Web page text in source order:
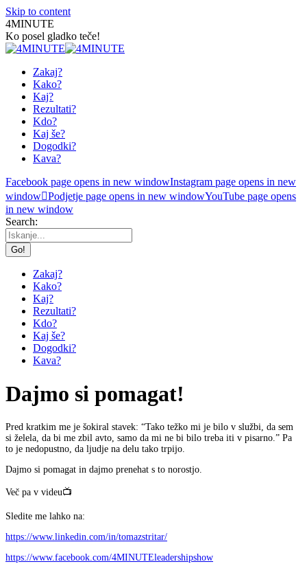
Skip to content
4MINUTE
Ko posel gladko teče!
Zakaj?
Kako?
Kaj?
Rezultati?
Kdo?
Kaj še?
Dogodki?
Kava?
Facebook page opens in new windowInstagram page opens in new
window Podjetje page opens in new windowYouTube page opens
in new window
Search:
Zakaj?
Kako?
Kaj?
Rezultati?
Kdo?
Kaj še?
Dogodki?
Kava?
Dajmo si pomagat!
Pred kratkim me je šokiral stavek: “Tako težko mi je bilo v službi, da sem
si želela, da bi me zbil avto, samo da mi ne bi bilo treba iti v pisarno.” Pa
to je nedopustno, da ljudje na delu tako trpijo.
Dajmo si pomagat in dajmo prenehat s to norostjo.
Več pa v videu📺
Sledite me lahko na:
https://www.linkedin.com/in/tomazstritar/
https://www.facebook.com/4MINUTEleadershipshow